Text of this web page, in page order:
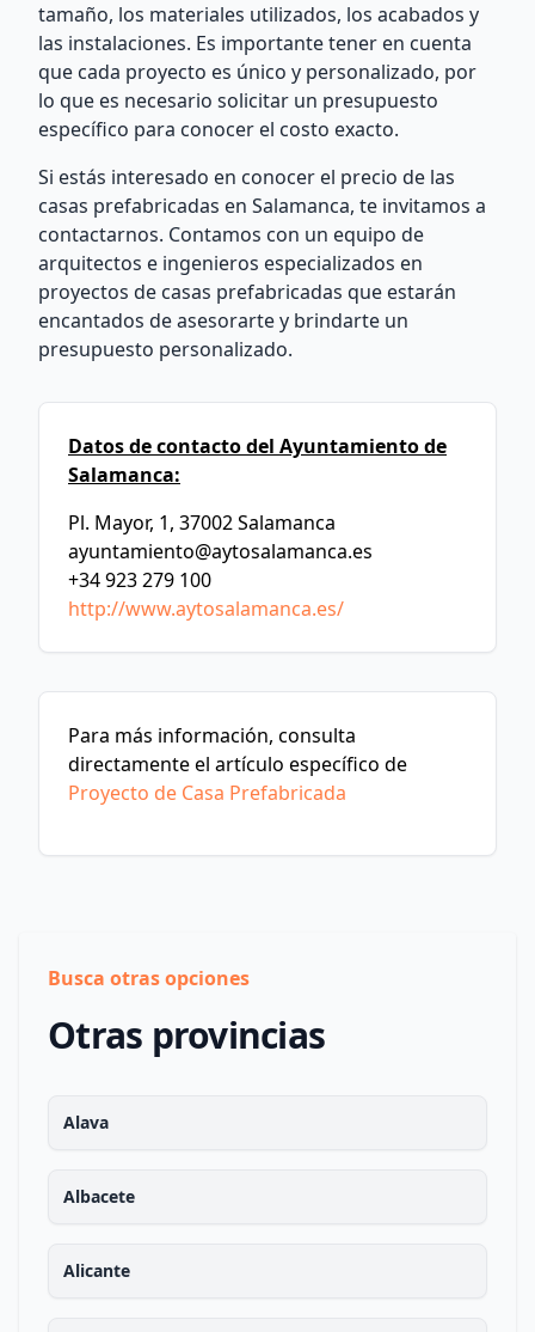
tamaño, los materiales utilizados, los acabados y
las instalaciones. Es importante tener en cuenta
que cada proyecto es único y personalizado, por
lo que es necesario solicitar un presupuesto
específico para conocer el costo exacto.
Si estás interesado en conocer el precio de las
casas prefabricadas en Salamanca, te invitamos a
contactarnos. Contamos con un equipo de
arquitectos e ingenieros especializados en
proyectos de casas prefabricadas que estarán
encantados de asesorarte y brindarte un
presupuesto personalizado.
Datos de contacto del Ayuntamiento de
Salamanca:
Pl. Mayor, 1, 37002 Salamanca
ayuntamiento@aytosalamanca.es
+34 923 279 100
http://www.aytosalamanca.es/
Para más información, consulta
directamente el artículo específico de
Proyecto de Casa Prefabricada
Busca otras opciones
Otras provincias
Alava
Albacete
Alicante